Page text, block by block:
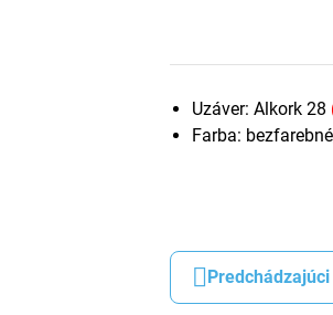
Uzáver: Alkork 28
Farba: